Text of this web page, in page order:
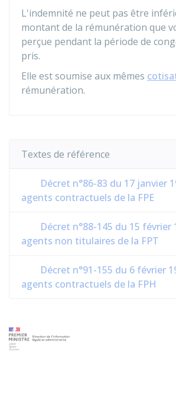
L'indemnité ne peut pas être
montant de la rémunération que
perçue pendant la période de
pris.
Elle est soumise aux mêmes
rémunération.
Textes de référence
Décret n°86-83 du 17 janvier
agents contractuels de la FPE
Décret n°88-145 du 15
agents non titulaires de la FPT
Décret n°91-155 du 6 février
agents contractuels de la FPH